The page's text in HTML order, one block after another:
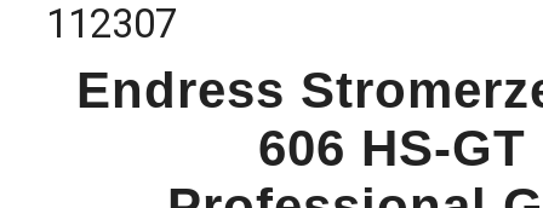
112307
Endress
606 HS-GT